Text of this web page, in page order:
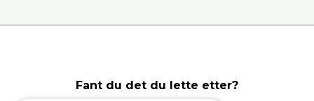
Fant du det du lette etter?